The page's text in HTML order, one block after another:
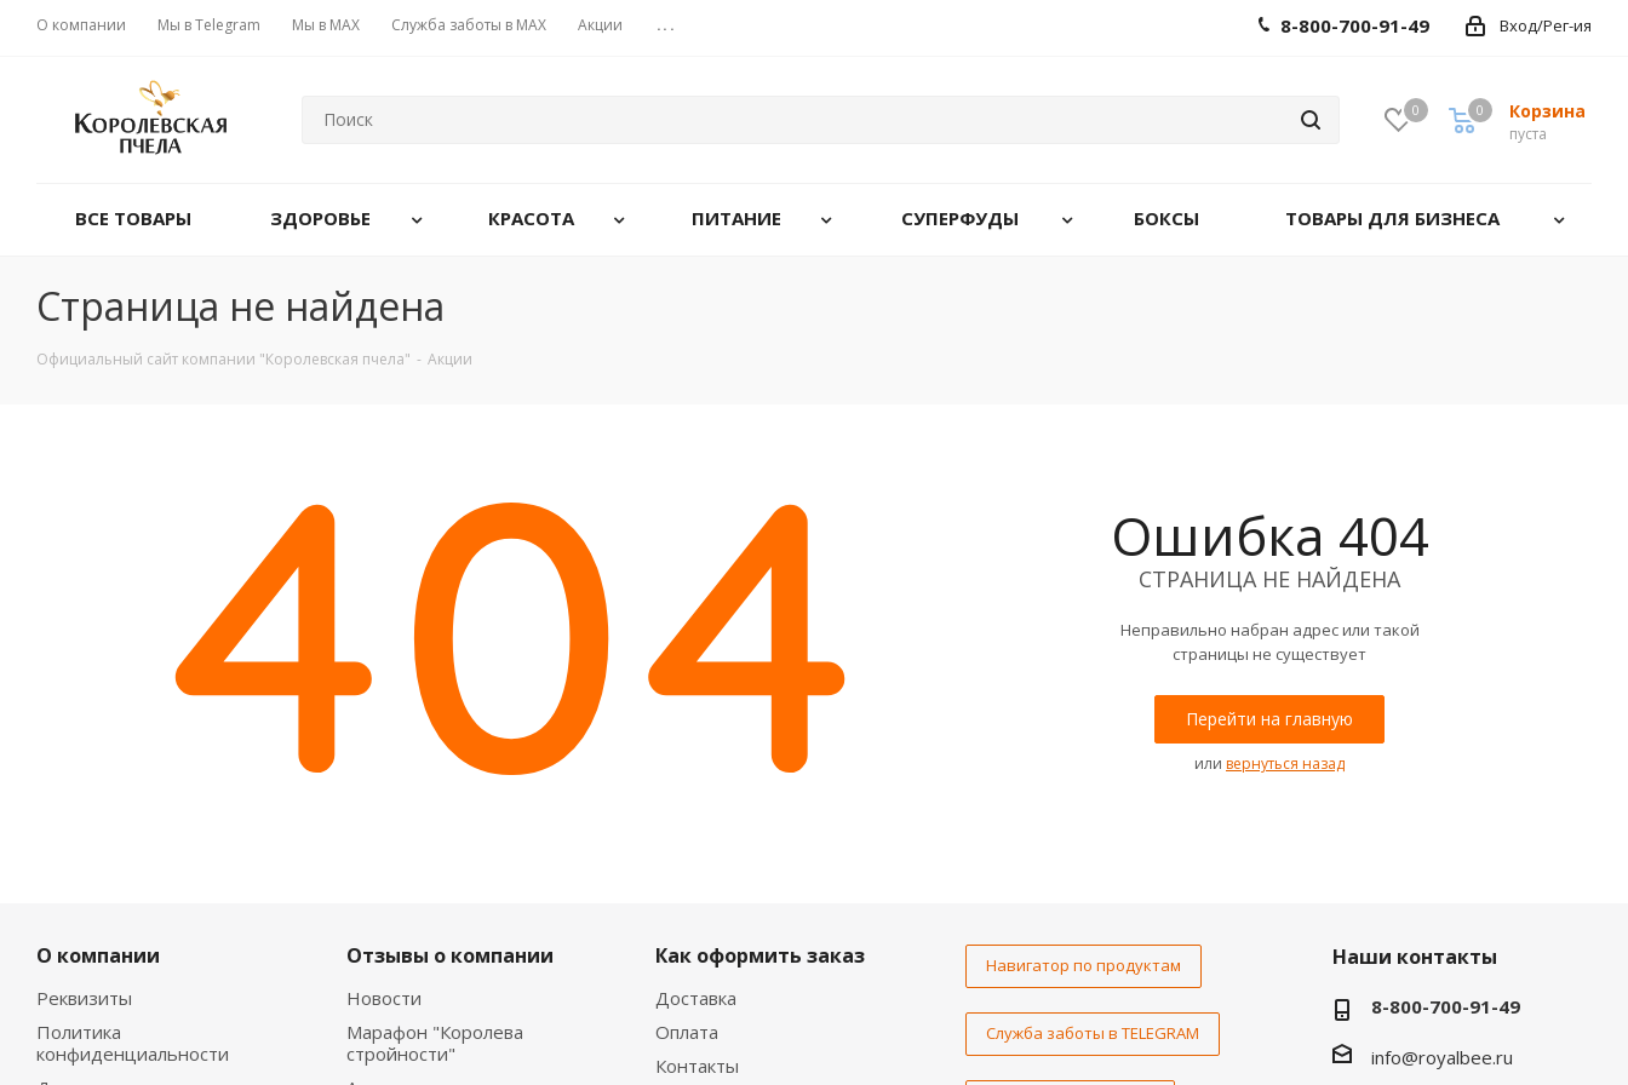
О компании Мы в Telegram Мы в MAX Служба заботы в MAX Акции ... Вход/Рег-ия
8-800-700-91-49
0 Корзина
0
пуста
0
ВСЕ ТОВАРЫ ЗДОРОВЬЕ КРАСОТА ПИТАНИЕ СУПЕРФУДЫ БОКСЫ ТОВАРЫ ДЛЯ БИЗНЕСА
Страница не найдена
Официальный сайт компании "Королевская пчела" - Акции
Ошибка 404
СТРАНИЦА НЕ НАЙДЕНА
Неправильно набран адрес или такой
страницы не существует
Перейти на главную
или вернуться назад
О компании
Реквизиты
Политика
конфиденциальности
Отзывы о компании
Новости
Марафон "Королева
стройности"
Как оформить заказ
Доставка
Оплата
Контакты
Навигатор по продуктам
Служба заботы в TELEGRAM
Наши контакты
8-800-700-91-49
info@royalbee.ru